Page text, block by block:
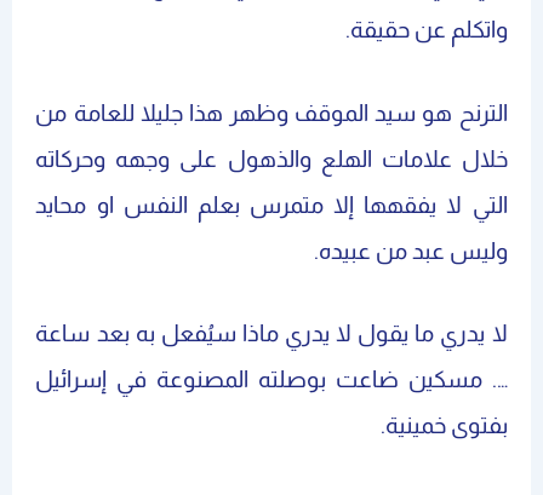
واتكلم عن حقيقة.
الترنح هو سيد الموقف وظهر هذا جليلا للعامة من
خلال علامات الهلع والذهول على وجهه وحركاته
التي لا يفقهها إلا متمرس بعلم النفس او محايد
وليس عبد من عبيده.
لا يدري ما يقول لا يدري ماذا سيُفعل به بعد ساعة
…. مسكين ضاعت بوصلته المصنوعة في إسرائيل
بفتوى خمينية.